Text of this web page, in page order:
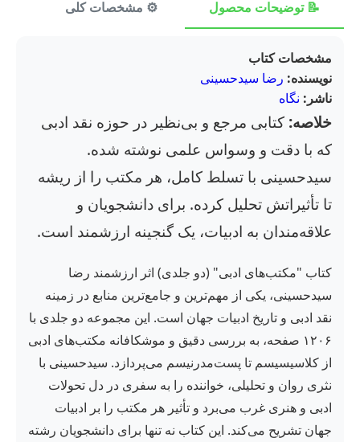
📝 توضیحات محصول ⚙️ مشخصات کلی
مشخصات کتاب
نویسنده: رضا سیدحسینی
ناشر: نگاه
خلاصه: کتابی مرجع و بی‌نظیر در حوزه نقد ادبی
که با دقت و وسواس علمی نوشته شده.
سیدحسینی با تسلط کامل، هر مکتب را از ریشه
تا تأثیراتش تحلیل کرده. برای دانشجویان و
علاقه‌مندان به ادبیات، یک گنجینه ارزشمند است.
کتاب "مکتب‌های ادبی" (دو جلدی) اثر ارزشمند رضا
سیدحسینی، یکی از مهم‌ترین و جامع‌ترین منابع در زمینه
نقد ادبی و تاریخ ادبیات جهان است. این مجموعه دو جلدی با
۱۲۰۶ صفحه، به بررسی دقیق و موشکافانه مکتب‌های ادبی
از کلاسیسیسم تا پست‌مدرنیسم می‌پردازد. سیدحسینی با
نثری روان و تحلیلی، خواننده را به سفری در دل تحولات
ادبی و هنری غرب می‌برد و تأثیر هر مکتب را بر ادبیات
جهان تشریح می‌کند. این کتاب نه تنها برای دانشجویان رشته